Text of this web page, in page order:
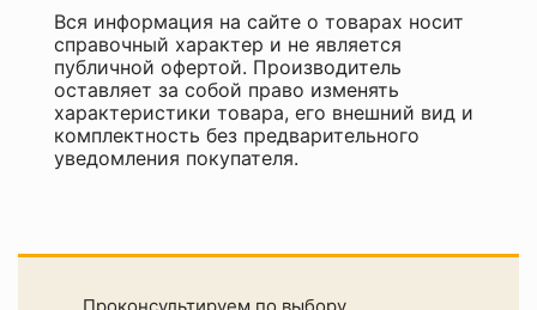
свойства
быстрое
высыхание,
без
запаха,
останавливает
развитие
грибков,
VGT
Вся информация на сайте о товарах носит
справочный характер и не является
публичной офертой. Производитель
оставляет за собой право изменять
характеристики товара, его внешний вид и
комплектность без предварительного
уведомления покупателя.